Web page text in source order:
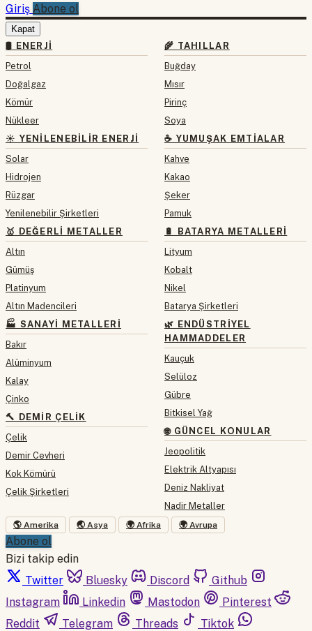
Giriş Abone ol
Kapat
🛢 ENERJI
Petrol
Doğalgaz
Kömür
Nükleer
☀️ YENILENEBILIR ENERJI
Solar
Hidrojen
Rüzgar
Yenilenebilir Şirketleri
🥇 DEĞERLI METALLER
Altın
Gümüş
Platinyum
Altın Madencileri
🏭 SANAYI METALLERI
Bakır
Alüminyum
Kalay
Çinko
🔨 DEMIR ÇELIK
Çelik
Demir Cevheri
Kok Kömürü
Çelik Şirketleri
🌾 TAHILLAR
Buğday
Mısır
Pirinç
Soya
☕ YUMUŞAK EMTIALAR
Kahve
Kakao
Şeker
Pamuk
🔋 BATARYA METALLERI
Lityum
Kobalt
Nikel
Batarya Şirketleri
🌿 ENDÜSTRIYEL
HAMMADDELER
Kauçuk
Selüloz
Gübre
Bitkisel Yağ
🌐 GÜNCEL KONULAR
Jeopolitik
Elektrik Altyapısı
Deniz Nakliyat
Nadir Metaller
🌎 Amerika 🌏 Asya 🌍 Afrika 🌍 Avrupa
Abone ol
Bizi takip edin
Twitter
Bluesky Discord
Github
Instagram
Linkedin Mastodon
Pinterest
Reddit
Telegram Threads
Tiktok